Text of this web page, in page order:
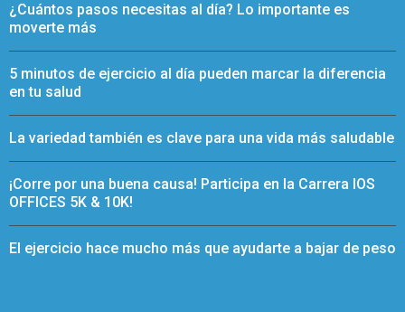
¿Cuántos pasos necesitas al día? Lo importante es
moverte más
5 minutos de ejercicio al día pueden marcar la diferencia
en tu salud
La variedad también es clave para una vida más saludable
¡Corre por una buena causa! Participa en la Carrera IOS
OFFICES 5K & 10K!
El ejercicio hace mucho más que ayudarte a bajar de peso